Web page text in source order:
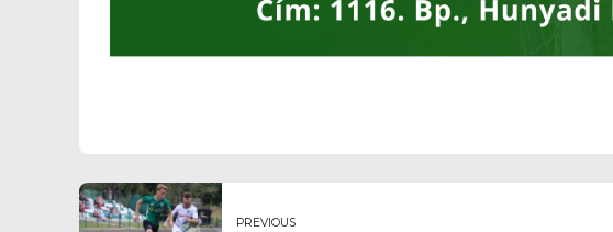
PREVIOUS